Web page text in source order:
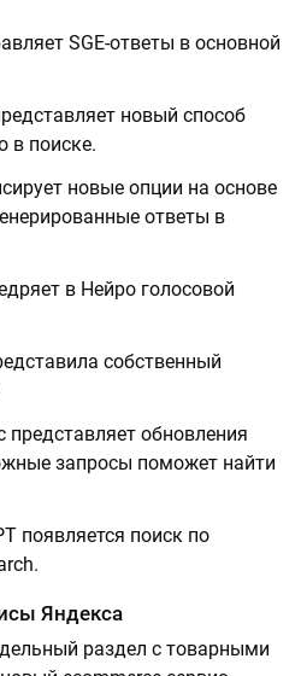
SGE-ответы в основной
новый способ
в поиске.
новые опции на основе
ответы в
в Нейро голосовой
собственный
представляет обновления
запросы поможет найти
появляется поиск по
Яндекса
раздел с товарными